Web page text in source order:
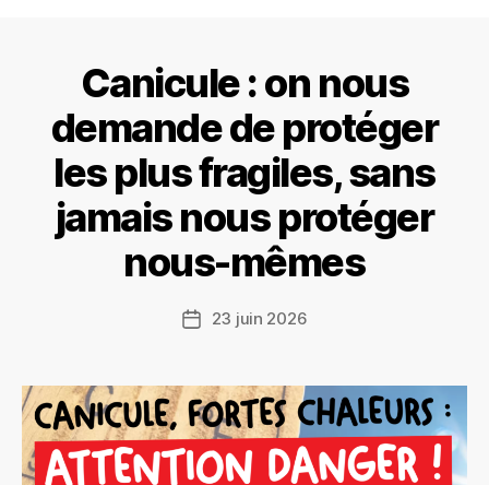
Canicule : on nous
demande de protéger
les plus fragiles, sans
jamais nous protéger
nous-mêmes
Date23 juin 2026